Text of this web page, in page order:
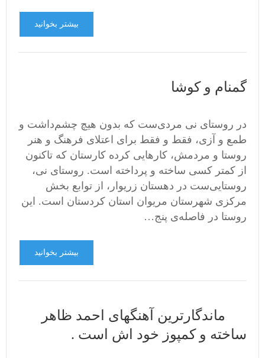
بیشتر بخوانید
گمنام و کوشا
در روستای نی مردی‌ست که بدون هیچ چشم‌داشت و
طمع و آزی، فقط و فقط برای اعتلای فرهنگ و هنر
روستا و مردمش، کارهایی کرده کارستان که تاکنون
از کمتر کسی ساخته و پرداخته است. روستای نی،
روستایی‌ست در دهستان زریوار، از توابع بخش
مرکزی شهرستان مریوان استان کردستان است. این
روستا در فاصله‌ی پنج…
بیشتر بخوانید
ماندگارترین آهنگهای احمد ظاهر
ساخته و کمپوز خود اش است .